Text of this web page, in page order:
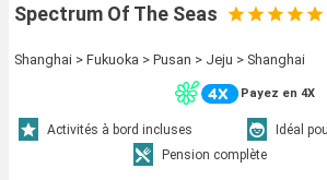
Spectrum Of The Seas
Shanghai > Fukuoka > Pusan > Jeju > Shanghai
Payez en 4X
Activités à bord incluses
Idéal
Pension complète